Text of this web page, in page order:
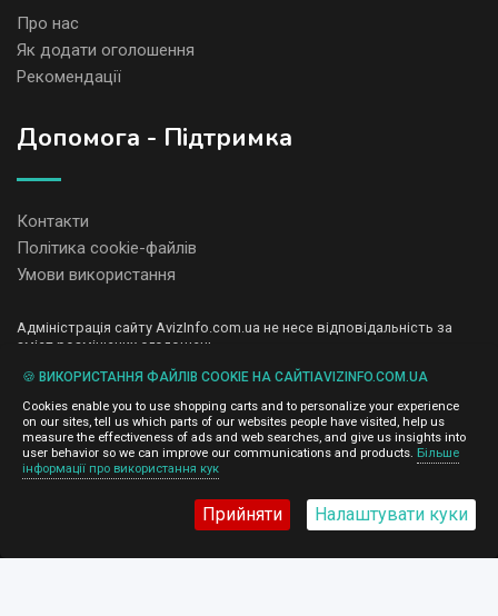
Про нас
Як додати оголошення
Рекомендації
Допомога - Підтримка
Контакти
Політика cookie-файлів
Умови використання
Адміністрація сайту AvizInfo.com.ua не несе відповідальність за
зміст розміщених оголошень.
і не продаємо особисту інформацію зареєстрованих користувачів
AvizInfo.com.ua третім особам. Ми не відповідаємо за правила
конфіденційності сайтів на які посилається AvizInfo.com.ua. На
деяких сторінках нашого сайту представлена реклама Google
Adsense Advertising Network. Щоб дізнатися детальніше про
правила конфіденційності Google
🍪 ВИКОРИСТАННЯ ФАЙЛІВ COOKIE НА САЙТІAVIZINFO.COM.UA
Cookies enable you to use shopping carts and to personalize your experience
on our sites, tell us which parts of our websites people have visited, help us
measure the effectiveness of ads and web searches, and give us insights into
user behavior so we can improve our communications and products. Більше
інформації про використання кук
Прийняти Налаштувати куки